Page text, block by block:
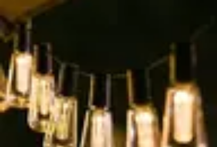
Universo Halloween
Decoración
EventosManualidades y Decoración
Universo Halloween